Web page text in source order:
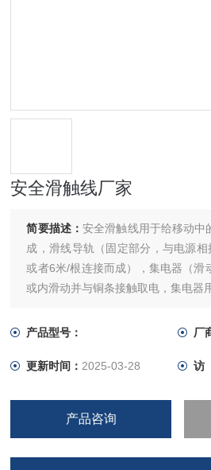
安全滑触线厂家
简要描述：安全滑触线用于给移动中
成，滑线导轨（固定部分，与电源
或者6米/根连接而成），集电器（滑
或内滑动并与铜条接触取电，集电器
滑触线，多级管式安全滑触线，无接
进，安全可靠。
产品型号： 厂
更新时间： 2025-03-28 访
产品咨询